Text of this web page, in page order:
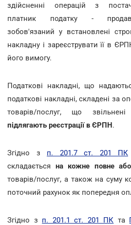
здійсненні операцій з
платник податку -
зобов'язаний у встановлені
накладну і зареєструвати її в
його вимогу.
Податкові накладні, що
податкові накладні, складені за
товарів/послуг, що
підлягають реєстрації в ЄРПН.
Згідно з п. 201.7 ст. 201 ПК
складається на кожне повне або
товарів/послуг, а також на суму
поточний рахунок як попередня
Згідно з п. 201.1 ст. 201 ПК та